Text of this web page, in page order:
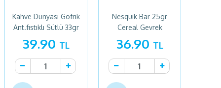
Kahve Dünyası Gofrik
Ant.fıstıklı Sütlü 33gr
39.90 TL
Nesquik Bar 25gr
Cereal Gevrek
36.90 TL